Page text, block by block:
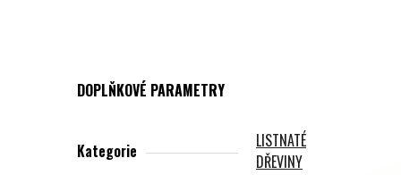
DOPLŇKOVÉ PARAMETRY
Kategorie
LISTNATÉ
DŘEVINY